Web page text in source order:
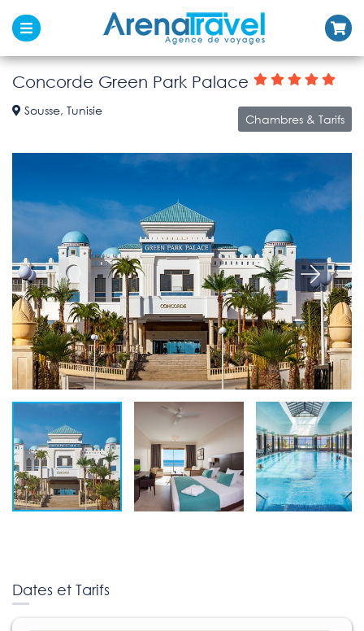
Concorde Green Park Palace
Chambres & Tarifs
Sousse, Tunisie
Dates et Tarifs